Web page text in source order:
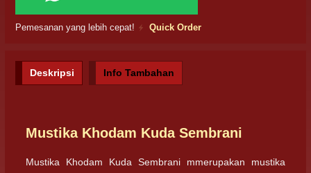
Pemesanan yang lebih cepat! Quick Order
Deskripsi Info Tambahan
Mustika Khodam Kuda Sembrani
Mustika Khodam Kuda Sembrani mmerupakan mustika